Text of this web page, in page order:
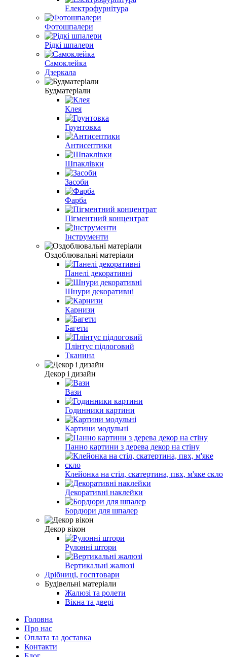
Електрофурнітура
Фотошпалери
Рідкі шпалери
Самоклейка
Дзеркала
Будматеріали
Клея
Грунтовка
Антисептики
Шпаклівки
Засоби
Фарба
Пігментний концентрат
Інструменти
Оздоблювальні матеріали
Панелі декоративні
Шнури декоративні
Карнизи
Багети
Плінтус підлоговий
Тканина
Декор і дизайн
Вази
Годинники картини
Картини модульні
Панно картини з дерева декор на стіну
Клейонка на стіл, скатертина, пвх, м'яке скло
Декоративні наклейки
Бордюри для шпалер
Декор вікон
Рулонні штори
Вертикальні жалюзі
Дрібниці, госптовари
Будівельні матеріали
Жалюзі та ролети
Вікна та двері
Головна
Про нас
Оплата та доставка
Контакти